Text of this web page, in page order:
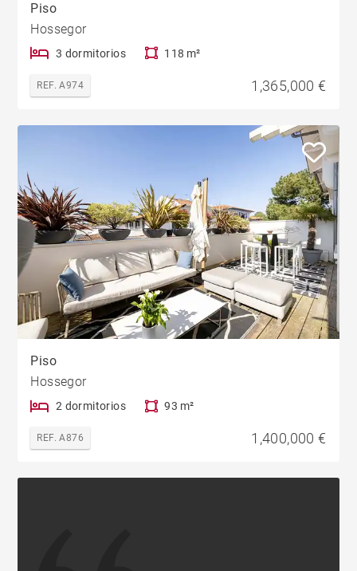
Piso
Hossegor
3 dormitorios 118 m²
REF. A974 1,365,000 €
Piso
Hossegor
2 dormitorios 93 m²
REF. A876 1,400,000 €